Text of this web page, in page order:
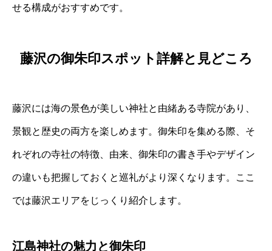
せる構成がおすすめです。
藤沢の御朱印スポット詳解と見どころ
藤沢には海の景色が美しい神社と由緒ある寺院があり、
景観と歴史の両方を楽しめます。御朱印を集める際、そ
れぞれの寺社の特徴、由来、御朱印の書き手やデザイン
の違いも把握しておくと巡礼がより深くなります。ここ
では藤沢エリアをじっくり紹介します。
江島神社の魅力と御朱印